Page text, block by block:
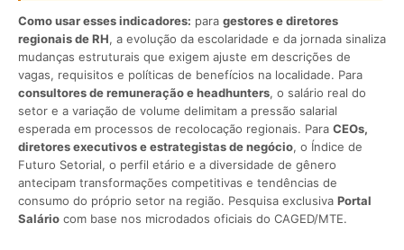
Como usar esses indicadores: para gestores e diretores
regionais de RH, a evolução da escolaridade e da jornada sinaliza
mudanças estruturais que exigem ajuste em descrições de
vagas, requisitos e políticas de benefícios na localidade. Para
consultores de remuneração e headhunters, o salário real do
setor e a variação de volume delimitam a pressão salarial
esperada em processos de recolocação regionais. Para CEOs,
diretores executivos e estrategistas de negócio, o Índice de
Futuro Setorial, o perfil etário e a diversidade de gênero
antecipam transformações competitivas e tendências de
consumo do próprio setor na região. Pesquisa exclusiva Portal
Salário com base nos microdados oficiais do CAGED/MTE.